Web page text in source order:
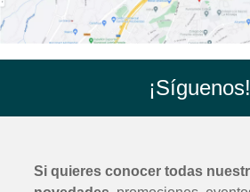
¡Síguenos!